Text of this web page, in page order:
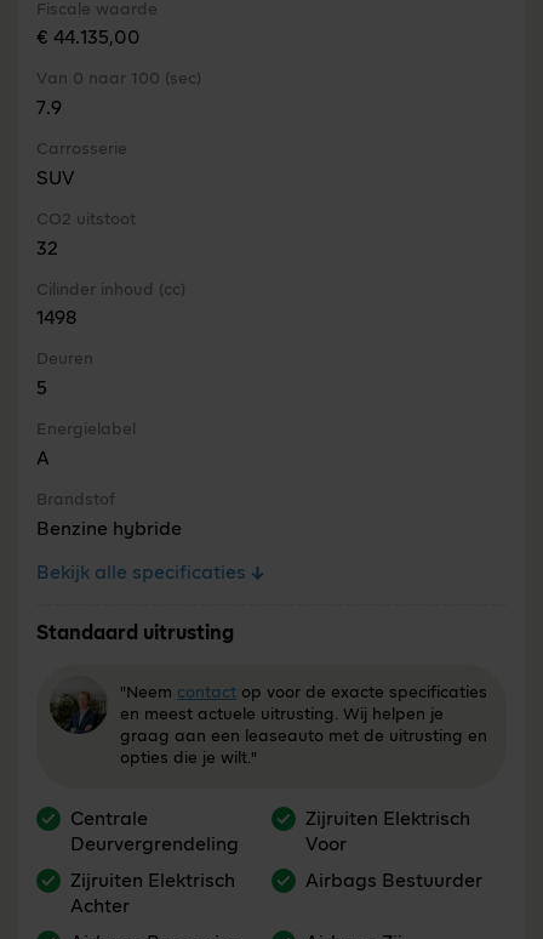
Fiscale waarde
€ 44.135,00
Van 0 naar 100 (sec)
7.9
Carrosserie
SUV
CO2 uitstoot
32
Cilinder inhoud (cc)
1498
Deuren
5
Energielabel
A
Brandstof
Benzine hybride
Bekijk alle specificaties
Standaard uitrusting
"Neem contact op voor de exacte specificaties
en meest actuele uitrusting. Wij helpen je
graag aan een leaseauto met de uitrusting en
opties die je wilt."
Centrale
Deurvergrendeling
Zijruiten Elektrisch
Voor
Zijruiten Elektrisch
Achter
Airbags Bestuurder